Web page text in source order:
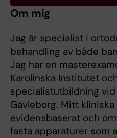
Om mig
Jag är specialist i
behandling av både
Jag har en
Karolinska Institutet
specialistutbildning
Gävleborg. Mitt
evidensbaserat och
fasta apparaturer som